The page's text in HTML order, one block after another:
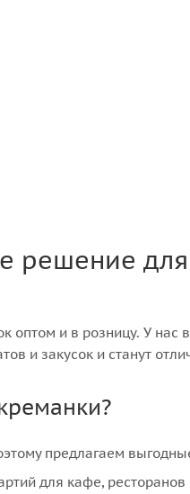
решение
оптом и в розницу. У
и закусок и станут
предлагаем
для кафе, ресторанов